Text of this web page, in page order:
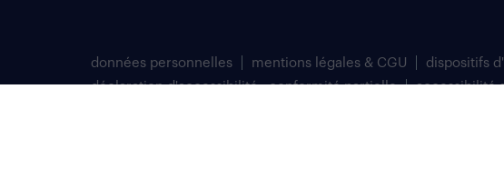
données personnelles mentions légales & CGU dispositifs
déclaration d'accessibilité : conformité partielle
accessibilité